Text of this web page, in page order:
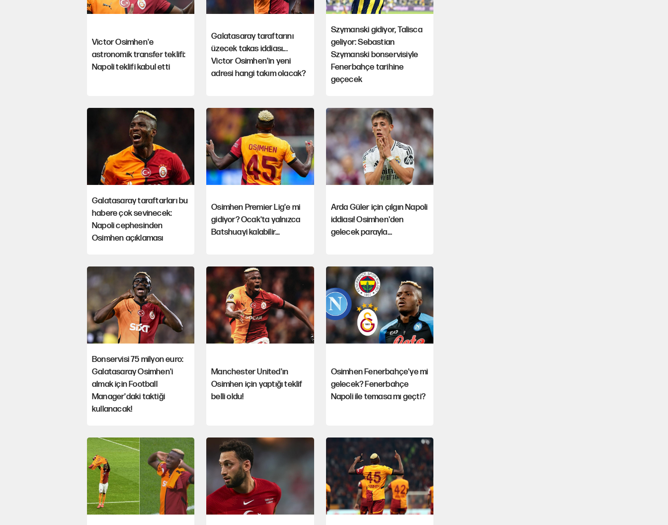
Victor Osimhen'e
astronomik transfer teklifi:
Napoli teklifi kabul etti
Galatasaray taraftarını
üzecek takas iddiası...
Victor Osimhen'in yeni
adresi hangi takım olacak?
Szymanski gidiyor, Talisca
geliyor: Sebastian
Szymanski bonservisiyle
Fenerbahçe tarihine
geçecek
Galatasaray taraftarları bu
habere çok sevinecek:
Napoli cephesinden
Osimhen açıklaması
Osimhen Premier Lig'e mi
gidiyor? Ocak'ta yalnızca
Batshuayi kalabilir...
Arda Güler için çılgın Napoli
iddiası! Osimhen'den
gelecek parayla...
Bonservisi 75 milyon euro:
Galatasaray Osimhen'i
almak için Football
Manager'daki taktiği
kullanacak!
Manchester United'ın
Osimhen için yaptığı teklif
belli oldu!
Osimhen Fenerbahçe'ye mi
gelecek? Fenerbahçe
Napoli ile temasa mı geçti?